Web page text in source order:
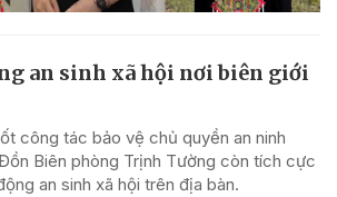
an sinh xã hội nơi biên giới
công tác bảo vệ chủ quyền an ninh
Biên phòng Trịnh Tường còn tích cực
an sinh xã hội trên địa bàn.